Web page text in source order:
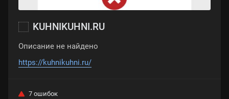
KUHNIKUHNI.RU
Описание не найдено
https://kuhnikuhni.ru/
7 ошибок